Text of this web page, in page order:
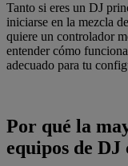
Tanto si eres un DJ
iniciarse en la mezcla
quiere un controlador
entender cómo
adecuado para tu
Por qué la
equipos de